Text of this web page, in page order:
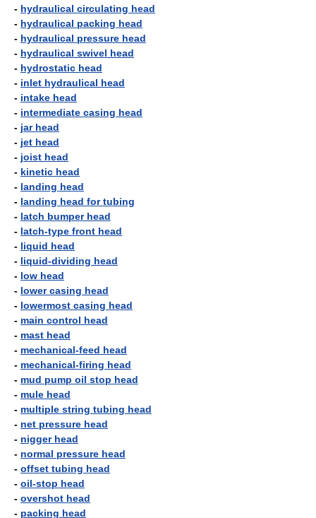
- hydraulical circulating head
- hydraulical packing head
- hydraulical pressure head
- hydraulical swivel head
- hydrostatic head
- inlet hydraulical head
- intake head
- intermediate casing head
- jar head
- jet head
- joist head
- kinetic head
- landing head
- landing head for tubing
- latch bumper head
- latch-type front head
- liquid head
- liquid-dividing head
- low head
- lower casing head
- lowermost casing head
- main control head
- mast head
- mechanical-feed head
- mechanical-firing head
- mud pump oil stop head
- mule head
- multiple string tubing head
- net pressure head
- nigger head
- normal pressure head
- offset tubing head
- oil-stop head
- overshot head
- packing head